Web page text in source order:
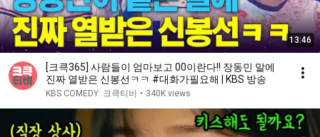
13:46
[크큭365] 사람들이 엄마보고 00이란다!! 장동민 말에
진짜 열받은 신봉선ㅋㅋ #대화가필요해 | KBS 방송
KBS COMEDY: 크큭티비 • 340K views